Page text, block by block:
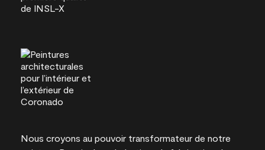
Nous croyons au pouvoir transformateur de notre